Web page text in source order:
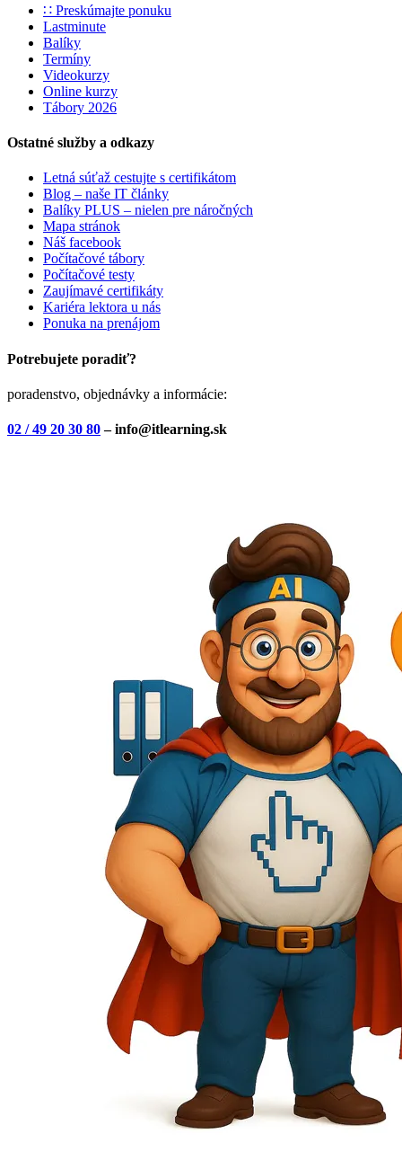
∷ Preskúmajte ponuku
Lastminute
Balíky
Termíny
Videokurzy
Online kurzy
Tábory 2026
Ostatné služby a odkazy
Letná súťaž cestujte s certifikátom
Blog – naše IT články
Balíky PLUS – nielen pre náročných
Mapa stránok
Náš facebook
Počítačové tábory
Počítačové testy
Zaujímavé certifikáty
Kariéra lektora u nás
Ponuka na prenájom
Potrebujete poradiť?
poradenstvo, objednávky a informácie:
02 / 49 20 30 80– info@itlearning.sk